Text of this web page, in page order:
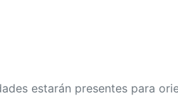
estarán presentes para